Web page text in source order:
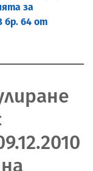
за
бр. 64 от